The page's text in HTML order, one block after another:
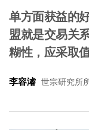
单方面获益的
盟就是交易关
糊性，应采取
李容濬 世宗研究所